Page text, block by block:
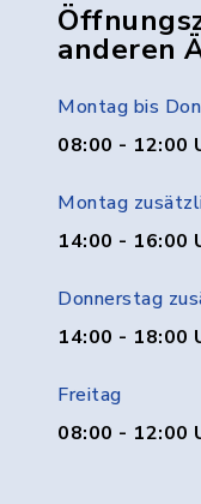
anderen
Montag bis
08:00 - 12:00
Montag
14:00 - 16:00
Donnerstag
14:00 - 18:00
Freitag
08:00 - 12:00